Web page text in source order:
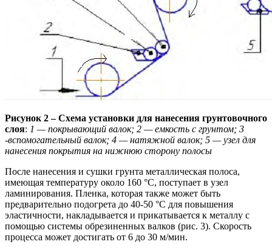
Рисунок 2 – Схема установки для нанесения грунтовочного
слоя: 1 — покрывающий валок; 2 — емкость с грунтом; 3
-вспомогательный валок; 4 — натяжной валок; 5 — узел для
нанесения покрытия на нижнюю сторону полосы
После нанесения и сушки грунта металлическая полоса,
имеющая температуру около 160 °С, поступает в узел
ламинирования. Пленка, которая также может быть
предварительно подогрета до 40-50 °С для повышения
эластичности, накладывается и прикатывается к металлу с
помощью системы обрезиненных валков (рис. 3). Скорость
процесса может достигать от 6 до 30 м/мин.